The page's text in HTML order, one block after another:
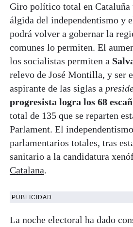
Giro político total en Cataluña
álgida del independentismo y
podrá volver a gobernar la
comunes lo permiten. El
los socialistas permiten a
relevo de José Montilla, y ser
aspirante de las siglas a
progresista logra los 68
total de 135 que se reparten
Parlament. El
parlamentarios totales, tras
sanitario a la candidatura
Catalana.
PUBLICIDAD
La noche electoral ha dado